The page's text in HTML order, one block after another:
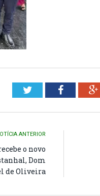
Twitter
ANTERIOR
o novo
Dom
de Oliveira